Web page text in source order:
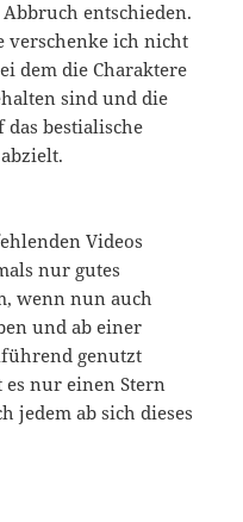
entschieden.
verschenke ich nicht
dem die Charaktere
sind und die
bestialische
Videos
nur gutes
wenn nun auch
und ab einer
genutzt
nur einen Stern
jedem ab sich dieses